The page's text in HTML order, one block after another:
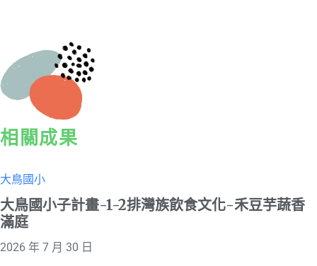
相關成果
大鳥國小
大鳥國小子計畫-1-2排灣族飲食文化-禾豆芋蔬香
滿庭
2026 年 7 月 30 日